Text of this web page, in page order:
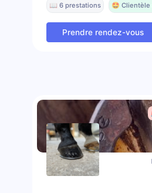
📖 6 prestations 🤩 Clientèle
Prendre rendez-vous